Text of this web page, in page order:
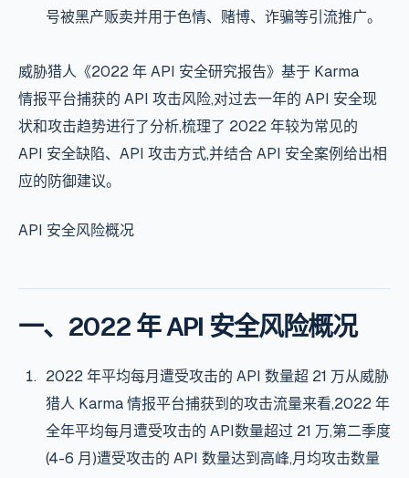
号被黑产贩卖并用于色情、赌博、诈骗等引流推广。
威胁猎人《2022 年API 安全研究报告》基于 Karma
情报平台捕获的 API 攻击风险,对过去一年的 API 安全现
状和攻击趋势进行了分析,梳理了 2022 年较为常见的
API 安全缺陷、API 攻击方式,并结合API 安全案例给出相
应的防御建议。
API 安全风险概况
一、2022 年API 安全风险概况
2022 年平均每月遭受攻击的 API 数量超 21 万从威胁
猎人 Karma情报平台捕获到的攻击流量来看,2022 年
全年平均每月遭受攻击的 API数量超过 21 万,第二季度
(4-6 月)遭受攻击的 API 数量达到高峰,月均攻击数量